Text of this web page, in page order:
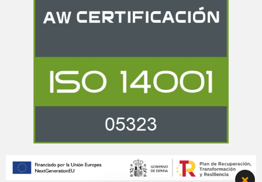
Bienvenido a Grupo Renova,
estamos aqui para solucionar
todas tus dudas.
Hola!!